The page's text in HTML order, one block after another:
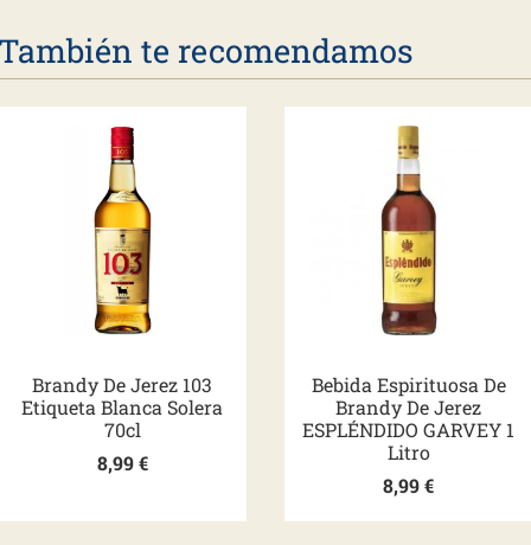
te recomendamos
Brandy De Jerez 103
Etiqueta Blanca Solera
70cl
8,99€
Bebida Espirituosa De
Brandy De Jerez
ESPLÉNDIDO GARVEY 1
Litro
8,99€